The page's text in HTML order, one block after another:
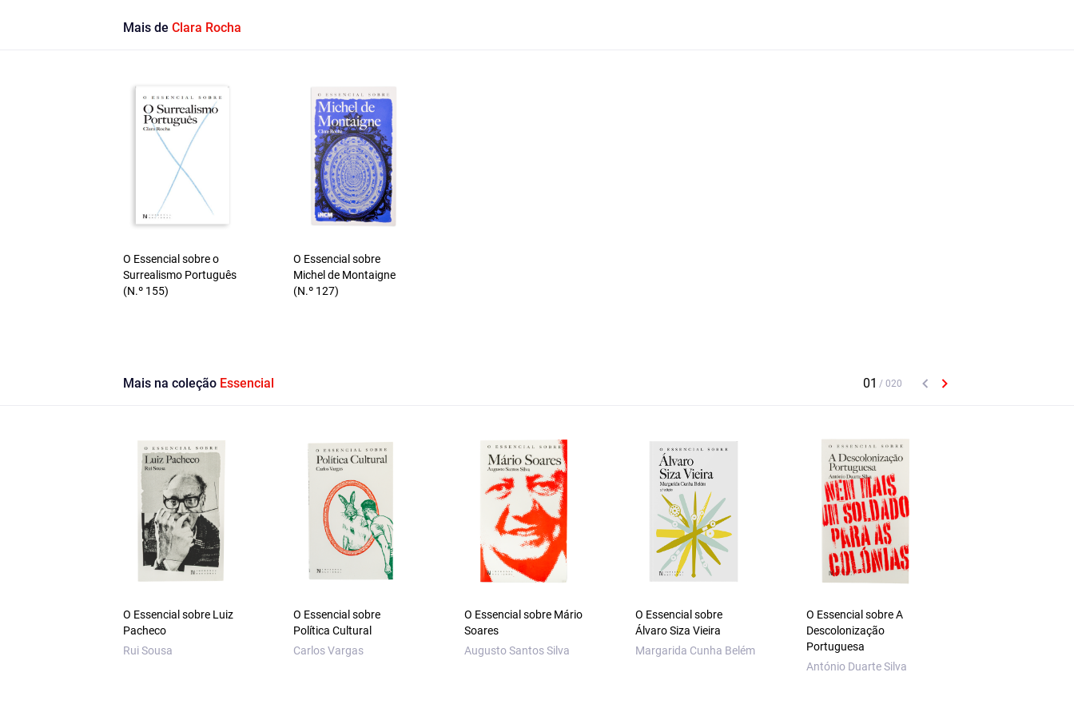
Mais de Clara Rocha
O Essencial sobre o
Surrealismo Português
(N.º 155)
O Essencial sobre
Michel de Montaigne
(N.º 127)
Mais na coleção Essencial
O Essencial sobre Luiz
Pacheco
Rui Sousa
O Essencial sobre
Política Cultural
Carlos Vargas
O Essencial sobre Mário
Soares
Augusto Santos Silva
O Essencial sobre
Álvaro Siza Vieira
Margarida Cunha Belém
O Essencial sobre A
Descolonização
Portuguesa
António Duarte Silva